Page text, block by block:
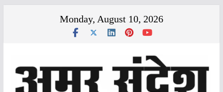
Monday, August 10, 2026